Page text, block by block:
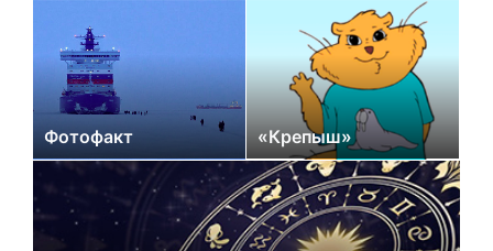
Фотофакт «Крепыш»